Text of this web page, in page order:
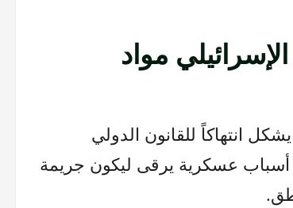
مواد
انتهاكاً للقانون الدولي
أسباب عسكرية يرقى ليكون جريمة